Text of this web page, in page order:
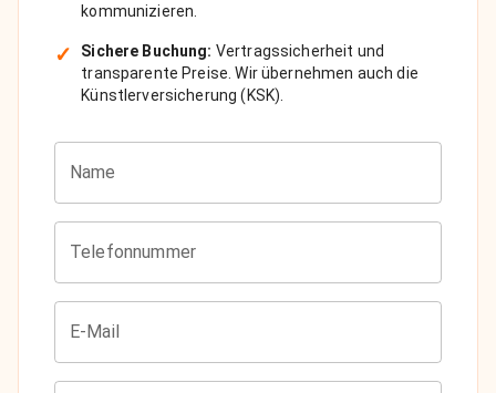
kommunizieren.
✓ Sichere Buchung: Vertragssicherheit und
transparente Preise. Wir übernehmen auch die
Künstlerversicherung (KSK).
Name
Telefonnummer
E-Mail